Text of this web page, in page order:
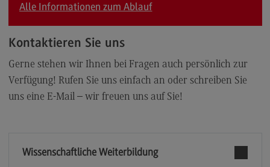
Alle Informationen zum Ablauf
Kontaktieren Sie uns
Gerne stehen wir Ihnen bei Fragen auch persönlich zur
Verfügung! Rufen Sie uns einfach an oder schreiben Sie
uns eine E-Mail – wir freuen uns auf Sie!
Wissenschaftliche Weiterbildung